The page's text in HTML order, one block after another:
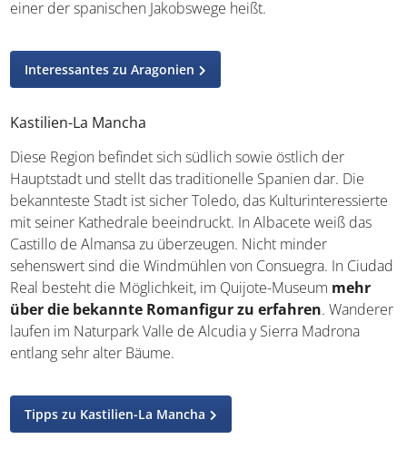
Kastilien-La Mancha
Diese Region befindet sich südlich sowie östlich der
bekannteste Stadt ist sicher Toledo, das
Kulturinteressierte mit seiner Kathedrale beeindruckt. In
Albacete weiß das Castillo de Almansa zu überzeugen.
Nicht minder sehenswert sind die Windmühlen von
Consuegra. In Ciudad Real besteht die Möglichkeit, im
Quijote-Museummehr über die bekannte
Romanfigur zu erfahren. Wanderer laufen im
Naturpark Valle de Alcudia y Sierra Madrona entlang sehr
alter Bäume.
Tipps zu Kastilien-La Mancha